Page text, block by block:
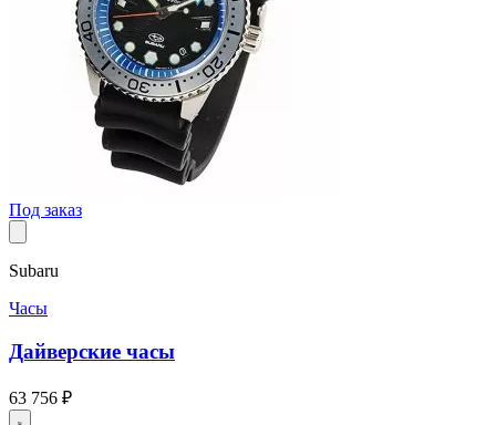
Под заказ
Subaru
Часы
Дайверские часы
63 756 ₽